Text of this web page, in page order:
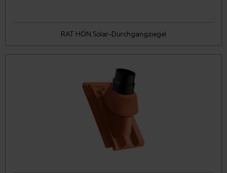
RAT HÖN Solar-Durchgangziegel